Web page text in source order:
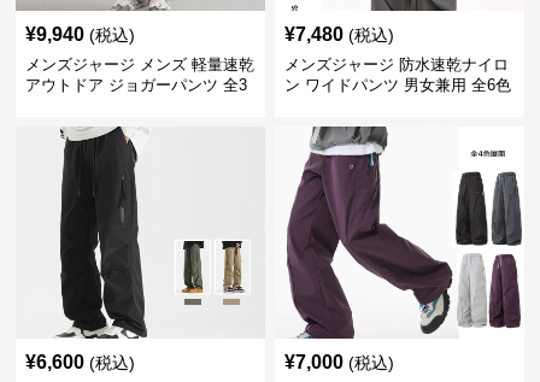
¥9,940 (税込)
メンズジャージ メンズ 軽量速乾
アウトドア ジョガーパンツ 全3
¥7,480 (税込)
メンズジャージ 防水速乾ナイロ
ン ワイドパンツ 男女兼用 全6色
¥6,600 (税込) ¥7,000 (税込)